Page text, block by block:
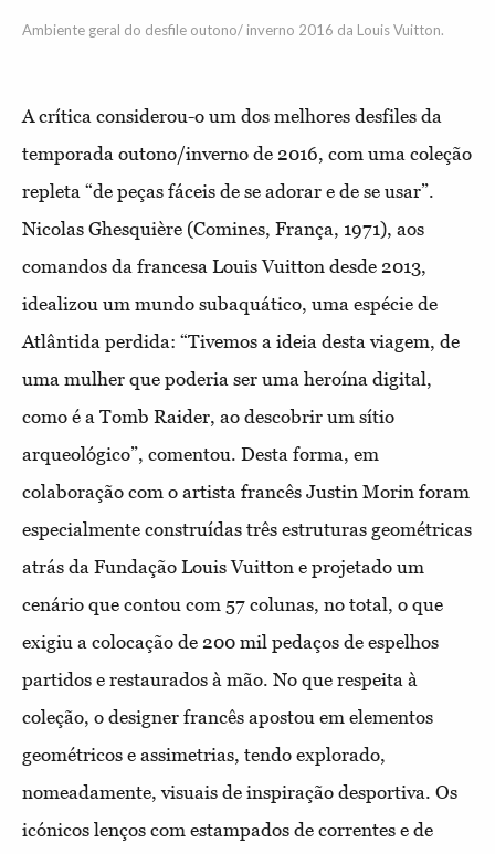
Ambiente geral do desfile outono/ inverno 2016 da Louis Vuitton.
A crítica considerou-o um dos melhores desfiles da
temporada outono/inverno de 2016, com uma coleção
repleta “de peças fáceis de se adorar e de se usar”.
Nicolas Ghesquière (Comines, França, 1971), aos
comandos da francesa Louis Vuitton desde 2013,
idealizou um mundo subaquático, uma espécie de
Atlântida perdida: “Tivemos a ideia desta viagem, de
uma mulher que poderia ser uma heroína digital,
como é a Tomb Raider, ao descobrir um sítio
arqueológico”, comentou. Desta forma, em
colaboração com o artista francês Justin Morin foram
especialmente construídas três estruturas geométricas
atrás da Fundação Louis Vuitton e projetado um
cenário que contou com 57 colunas, no total, o que
exigiu a colocação de 200 mil pedaços de espelhos
partidos e restaurados à mão. No que respeita à
coleção, o designer francês apostou em elementos
geométricos e assimetrias, tendo explorado,
nomeadamente, visuais de inspiração desportiva. Os
icónicos lenços com estampados de correntes e de